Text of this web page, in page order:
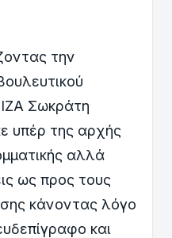
την
Σωκράτη
υπέρ της αρχής
αλλά
ως προς τους
κάνοντας λόγο
και